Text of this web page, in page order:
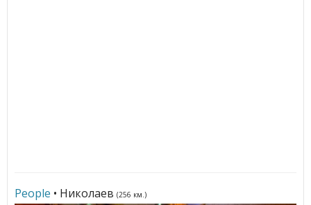
People • Николаев (256 км.)